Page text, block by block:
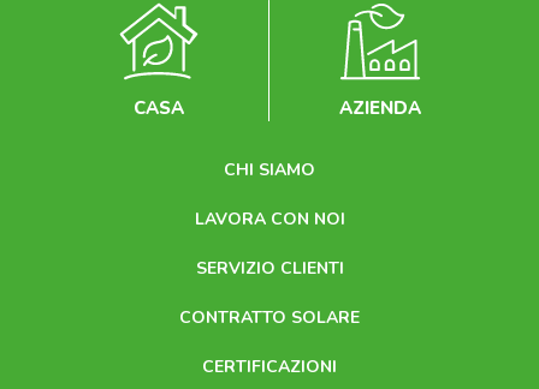
CHI SIAMO
LAVORA CON NOI
SERVIZIO CLIENTI
CONTRATTO SOLARE
CERTIFICAZIONI
CASA AZIENDA